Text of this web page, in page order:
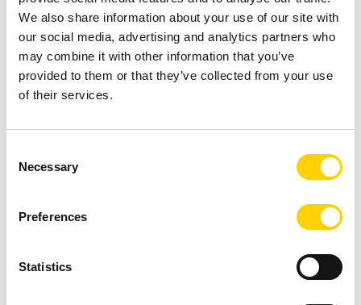
We also share information about your use of our site with
our social media, advertising and analytics partners who
may combine it with other information that you’ve
provided to them or that they’ve collected from your use
of their services.
Selection
Necessary
Preferences
Statistics